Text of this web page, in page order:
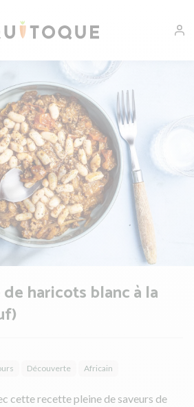
haricots blanc à la
Découverte Africain
cette recette pleine de saveurs de